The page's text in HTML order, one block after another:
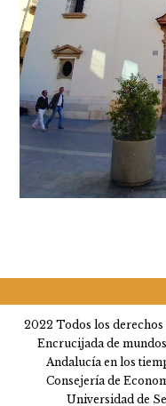
2022 Todos los
Encrucijada de
Andalucía en los
Consejería de
Universidad de